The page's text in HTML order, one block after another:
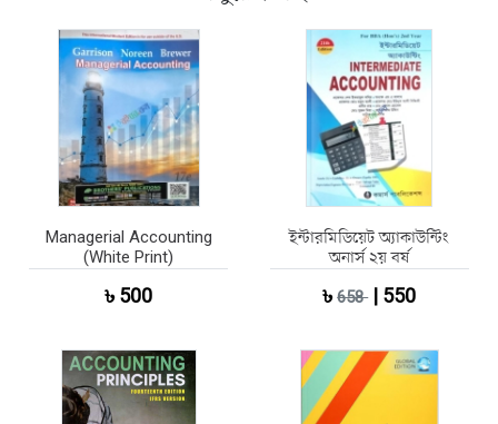
Managerial Accounting
(White Print)
৳ 500
ইন্টারমিডিয়েট অ্যাকাউন্টিং
অনার্স ২য় বর্ষ
৳658| 550